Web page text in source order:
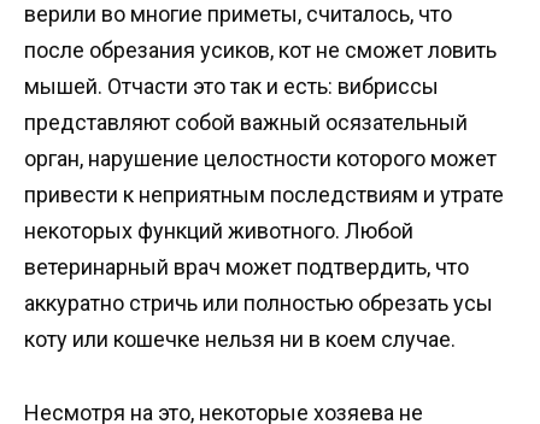
верили во многие приметы, считалось, что
после обрезания усиков, кот не сможет ловить
мышей. Отчасти это так и есть: вибриссы
представляют собой важный осязательный
орган, нарушение целостности которого может
привести к неприятным последствиям и утрате
некоторых функций животного. Любой
ветеринарный врач может подтвердить, что
аккуратно стричь или полностью обрезать усы
коту или кошечке нельзя ни в коем случае.
Несмотря на это, некоторые хозяева не